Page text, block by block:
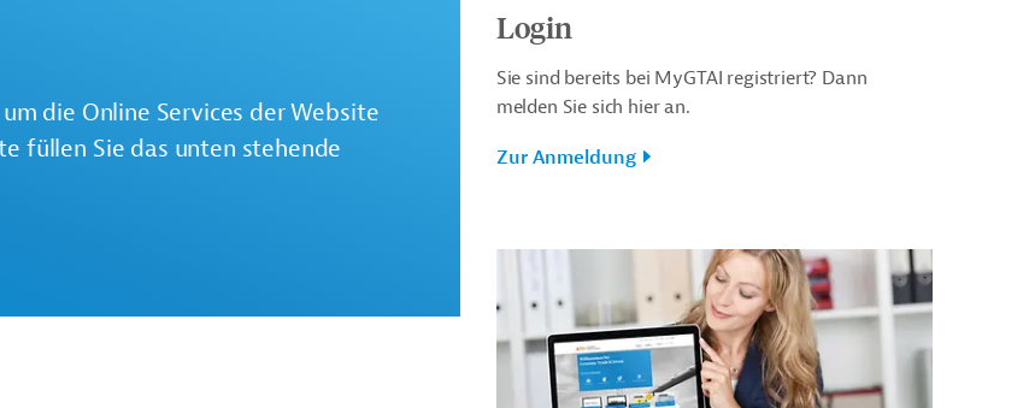
die Online Services der Website
füllen Sie das unten stehende
Login
Sie sind bereits bei MyGTAI registriert? Dann
melden Sie sich hier an.
Zur Anmeldung